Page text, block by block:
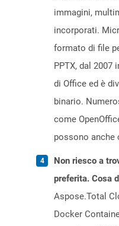
immagini,
incorporati.
formato di file
PPTX, dal 2007
di Office ed è
binario.
come
possono anche
Non riesco a
preferita. Cosa
Aspose.Total
Docker